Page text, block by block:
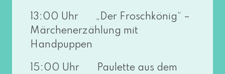
13:00 Uhr „Der Froschkönig“ –
Märchenerzählung mit
Handpuppen
15:00 Uhr Paulette aus dem